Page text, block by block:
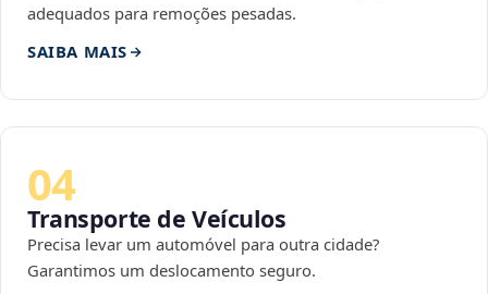
adequados para remoções pesadas.
SAIBA MAIS
04
Transporte de Veículos
Precisa levar um automóvel para outra cidade?
Garantimos um deslocamento seguro.